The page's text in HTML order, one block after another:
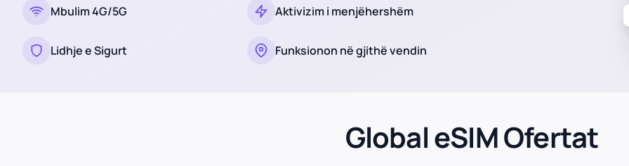
Mbulim 4G/5G Aktivizim i menjëhershëm
Lidhje e Sigurt Funksionon në gjithë vendin
Global eSIM Ofertat